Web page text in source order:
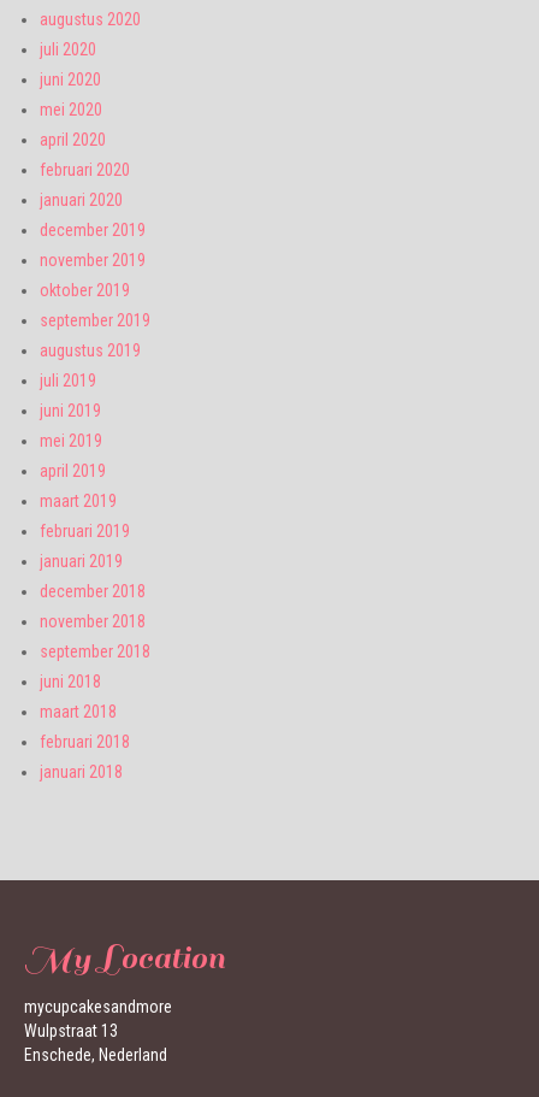
augustus 2020
juli 2020
juni 2020
mei 2020
april 2020
februari 2020
januari 2020
december 2019
november 2019
oktober 2019
september 2019
augustus 2019
juli 2019
juni 2019
mei 2019
april 2019
maart 2019
februari 2019
januari 2019
december 2018
november 2018
september 2018
juni 2018
maart 2018
februari 2018
januari 2018
My Location
mycupcakesandmore
Wulpstraat 13
Enschede, Nederland